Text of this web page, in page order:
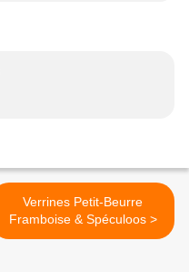
Verrines Petit-Beurre
Framboise & Spéculoos >